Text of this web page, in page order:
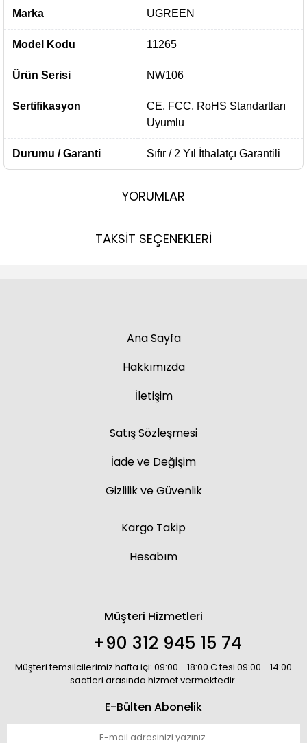
Marka UGREEN
Model Kodu 11265
Ürün Serisi NW106
Sertifikasyon
CE, FCC, RoHS Standartları
Uyumlu
Durumu / Garanti Sıfır / 2 Yıl İthalatçı Garantili
YORUMLAR
TAKSİT SEÇENEKLERİ
Ana Sayfa
Hakkımızda
İletişim
Satış Sözleşmesi
İade ve Değişim
Gizlilik ve Güvenlik
Kargo Takip
Hesabım
Müşteri Hizmetleri
+90 312 945 15 74
Müşteri temsilcilerimiz hafta içi: 09:00 - 18:00 C.tesi 09:00 - 14:00
saatleri arasında hizmet vermektedir.
E-Bülten Abonelik